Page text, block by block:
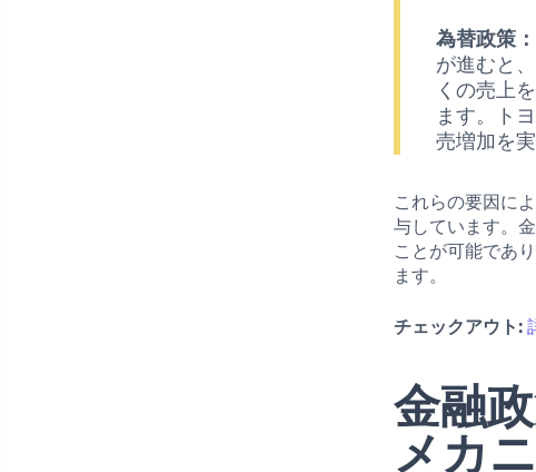
為替政策：
が進むと
くの売上
ます。ト
売増加を
これらの要因に
与しています。
ことが可能であ
ます。
チェックアウト:
金融
メカ